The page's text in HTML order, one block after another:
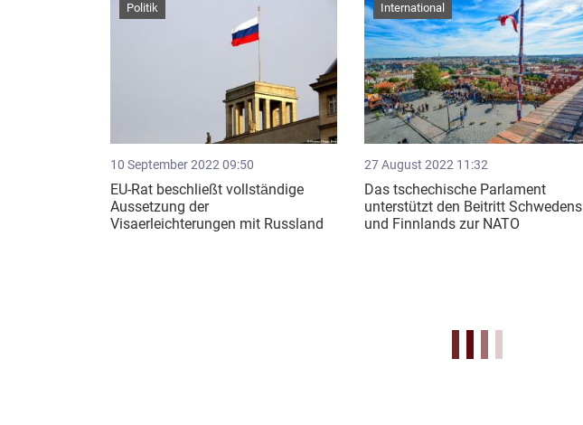
10 September 2022 09:50
EU-Rat beschließt vollständige
Aussetzung der
Visaerleichterungen mit Russland
Politik
27 August 2022 11:32
Das tschechische Parlament
unterstützt den Beitritt Schwedens
und Finnlands zur NATO
International